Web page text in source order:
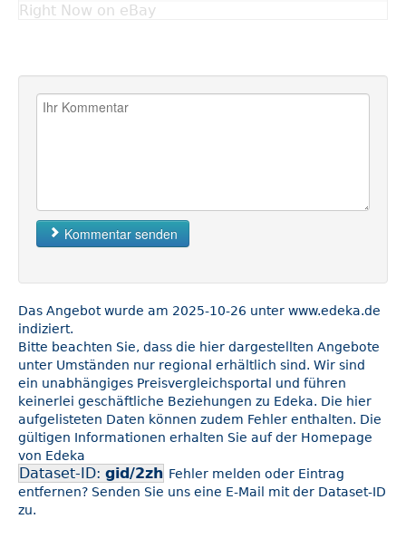
Right Now on eBay
Kommentar senden
Das Angebot wurde am 2025-10-26 unter www.edeka.de
indiziert.
Bitte beachten Sie, dass die hier dargestellten Angebote
unter Umständen nur regional erhältlich sind. Wir sind
ein unabhängiges Preisvergleichsportal und führen
keinerlei geschäftliche Beziehungen zu Edeka. Die hier
aufgelisteten Daten können zudem Fehler enthalten. Die
gültigen Informationen erhalten Sie auf der Homepage
von Edeka
Dataset-ID: gid/2zh Fehler melden oder Eintrag
entfernen? Senden Sie uns eine E-Mail mit der Dataset-ID
zu.